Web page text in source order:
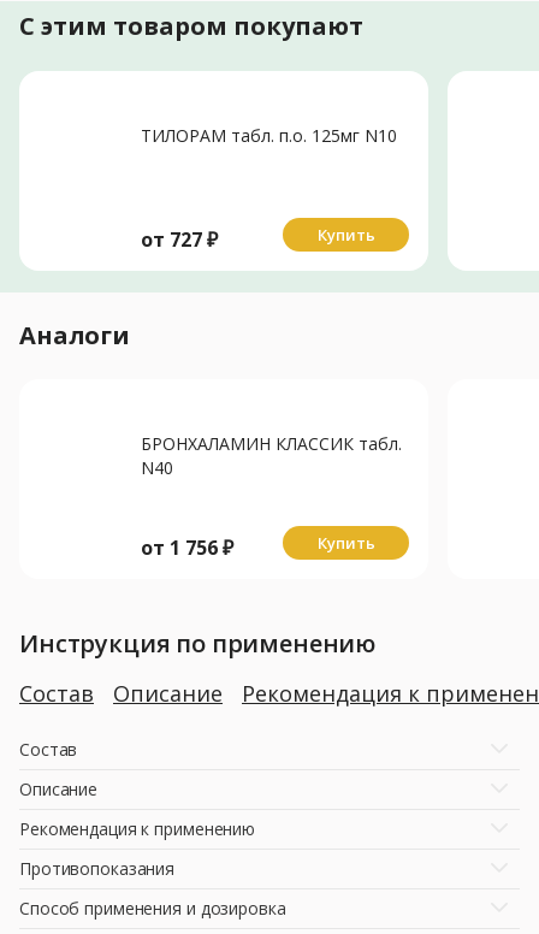
С этим товаром покупают
ТИЛОРАМ табл. п.о. 125мг N10
от 727₽ Купить
Аналоги
БРОНХАЛАМИН КЛАССИК табл.
N40
от 1 756₽ Купить
Инструкция по применению
Состав Описание Рекомендация к
Состав
Описание
Рекомендация к применению
Противопоказания
Способ применения и дозировка